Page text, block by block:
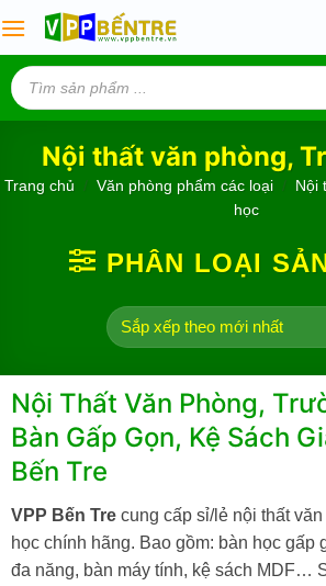
to
content
Tìm
kiếm
sản
phẩm
Nội thất văn phòng,
Trang chủ Văn phòng phẩm các loại
Nội
học
PHÂN LOẠI
Nội Thất Văn Phòng,
Bàn Gấp Gọn, Kệ Sách
Bến Tre
VPP Bến Tre cung cấp sỉ/lẻ nội thất
học chính hãng. Bao gồm: bàn học gấp
đa năng, bàn máy tính, kệ sách MDF…